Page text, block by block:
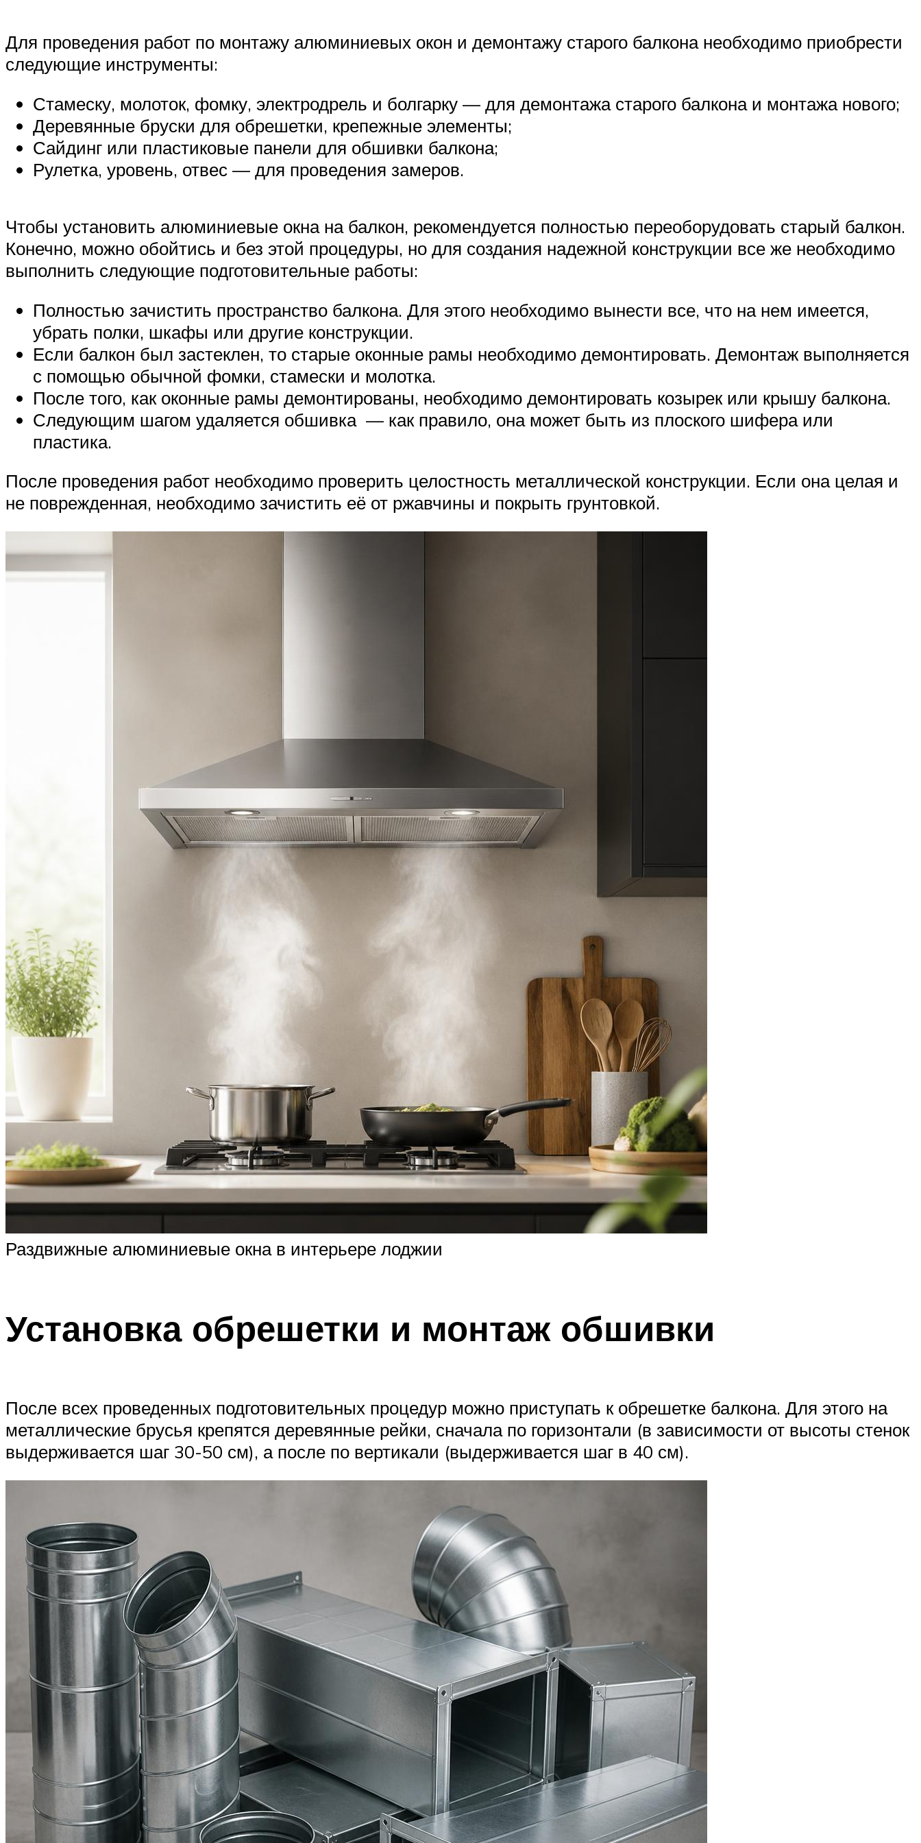
Для проведения работ по монтажу алюминиевых окон и демонтажу старого балкона необходимо приобрести
следующие инструменты:
Стамеску, молоток, фомку, электродрель и болгарку — для демонтажа старого балкона и монтажа нового;
Деревянные бруски для обрешетки, крепежные элементы;
Сайдинг или пластиковые панели для обшивки балкона;
Рулетка, уровень, отвес — для проведения замеров.
Чтобы установить алюминиевые окна на балкон, рекомендуется полностью переоборудовать старый балкон.
Конечно, можно обойтись и без этой процедуры, но для создания надежной конструкции все же необходимо
выполнить следующие подготовительные работы:
Полностью зачистить пространство балкона. Для этого необходимо вынести все, что на нем имеется,
убрать полки, шкафы или другие конструкции.
Если балкон был застеклен, то старые оконные рамы необходимо демонтировать. Демонтаж выполняется
с помощью обычной фомки, стамески и молотка.
После того, как оконные рамы демонтированы, необходимо демонтировать козырек или крышу балкона.
Следующим шагом удаляется обшивка — как правило, она может быть из плоского шифера или
пластика.
После проведения работ необходимо проверить целостность металлической конструкции. Если она целая и
не поврежденная, необходимо зачистить её от ржавчины и покрыть грунтовкой.
Раздвижные алюминиевые окна в интерьере лоджии
Установка обрешетки и монтаж обшивки
После всех проведенных подготовительных процедур можно приступать к обрешетке балкона. Для этого на
металлические брусья крепятся деревянные рейки, сначала по горизонтали (в зависимости от высоты стенок
выдерживается шаг 30-50 см), а после по вертикали (выдерживается шаг в 40 см).